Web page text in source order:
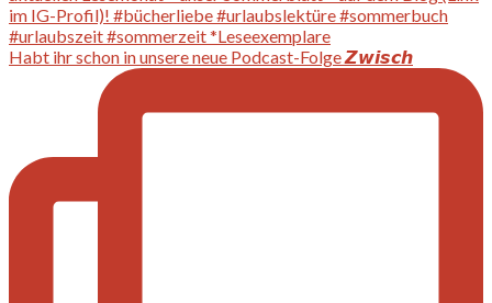
Habt ihr schon in unsere neue Podcast-Folge 𝙕𝙬𝙞𝙨𝙘𝙝